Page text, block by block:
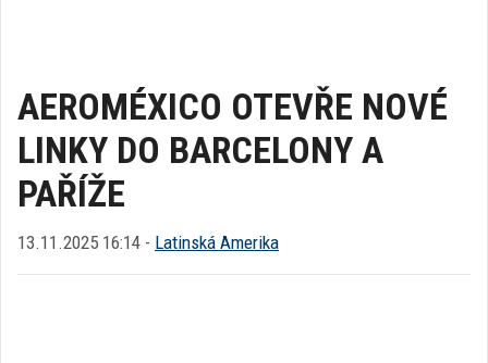
AEROMÉXICO OTEVŘE NOVÉ
LINKY DO BARCELONY A
PAŘÍŽE
13.11.2025 16:14 - Latinská Amerika